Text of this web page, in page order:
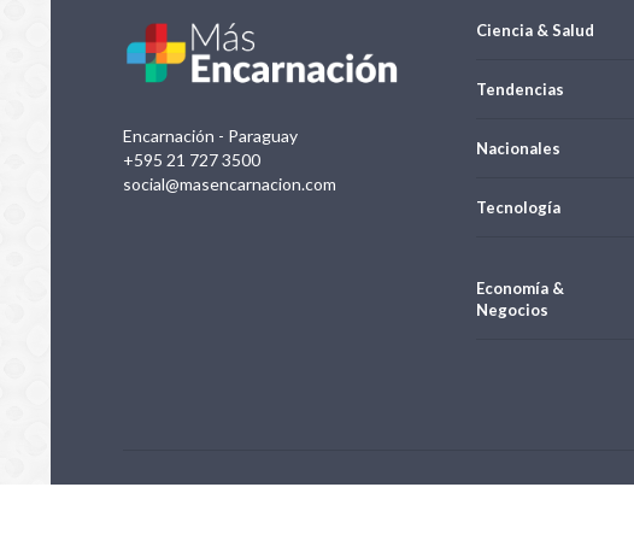
Encarnación - Paraguay
+595 21 727 3500
social@masencarnacion.com
Ciencia & Salud
Tendencias
Nacionales
Tecnología
Economía &
Negocios